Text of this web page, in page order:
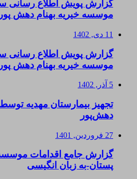
گزارش پویش اطلاع رسانی
موسسه خیریه بهنام دهش پور
11 دی, 1402
گزارش پویش اطلاع رسانی
موسسه خیریه بهنام دهش پور
5 آذر, 1402
تجهیز بیمارستان مهدیه
دهش‌پور
27 فروردین, 1401
گزارش جامع اقدامات
پستان-به زبان انگیسی